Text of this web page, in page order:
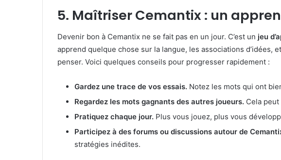
5. Maîtriser Cemantix : un
Devenir bon à Cemantix ne se fait pas en un jour. C’est un jeu
apprend quelque chose sur la langue, les associations d’idées,
penser. Voici quelques conseils pour progresser rapidement :
Gardez une trace de vos essais. Notez les mots qui ont
Regardez les mots gagnants des autres joueurs. Cela
Pratiquez chaque jour. Plus vous jouez, plus vous
Participez à des forums ou discussions autour de
stratégies inédites.